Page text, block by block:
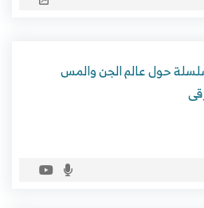
المس “ج1” – سلسلة حول عالم الجن والمس